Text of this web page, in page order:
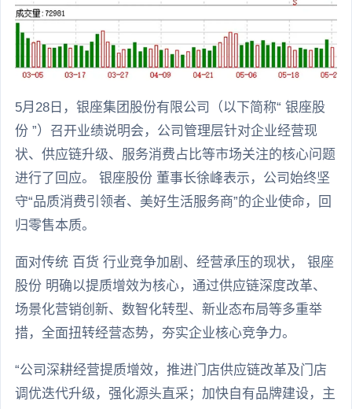
5月28日，银座集团股份有限公司（以下简称“ 银座股
份 ”）召开业绩说明会，公司管理层针对企业经营现
状、供应链升级、服务消费占比等市场关注的核心问题
进行了回应。 银座股份 董事长徐峰表示，公司始终坚
守“品质消费引领者、美好生活服务商”的企业使命，回
归零售本质。
面对传统 百货 行业竞争加剧、经营承压的现状， 银座
股份 明确以提质增效为核心，通过供应链深度改革、
场景化营销创新、数智化转型、新业态布局等多重举
措，全面扭转经营态势，夯实企业核心竞争力。
“公司深耕经营提质增效，推进门店供应链改革及门店
调优迭代升级，强化源头直采；加快自有品牌建设，主